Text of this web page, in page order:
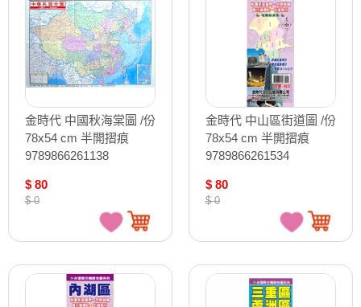
金時代 中國秋海棠圖 /份
78x54 cm 半開摺痕
9789866261138
$ 80
$ 0
金時代 中山區街道圖 /份
78x54 cm 半開摺痕
9789866261534
$ 80
$ 0